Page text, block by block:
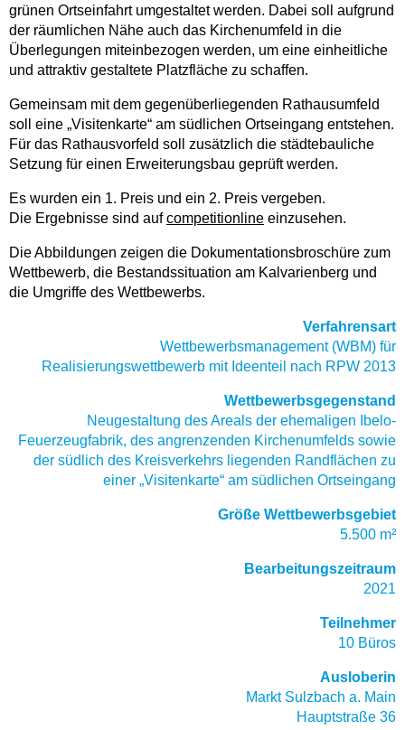
grünen Ortseinfahrt umgestaltet werden. Dabei soll aufgrund
der räumlichen Nähe auch das Kirchenumfeld in die
Überlegungen miteinbezogen werden, um eine einheitliche
und attraktiv gestaltete Platzfläche zu schaffen.
Gemeinsam mit dem gegenüberliegenden Rathausumfeld
soll eine „Visitenkarte“ am südlichen Ortseingang entstehen.
Für das Rathausvorfeld soll zusätzlich die städtebauliche
Setzung für einen Erweiterungsbau geprüft werden.
Es wurden ein 1. Preis und ein 2. Preis vergeben.
Die Ergebnisse sind aufcompetitionline einzusehen.
Die Abbildungen zeigen die Dokumentationsbroschüre zum
Wettbewerb, die Bestandssituation am Kalvarienberg und
die Umgriffe des Wettbewerbs.
Verfahrensart
Wettbewerbsmanagement (WBM) für
Realisierungswettbewerb mit Ideenteil nach RPW 2013
Wettbewerbsgegenstand
Neugestaltung des Areals der ehemaligen Ibelo-
Feuerzeugfabrik, des angrenzenden Kirchenumfelds sowie
der südlich des Kreisverkehrs liegenden Randflächen zu
einer „Visitenkarte“ am südlichen Ortseingang
Größe Wettbewerbsgebiet
5.500 m²
Bearbeitungszeitraum
2021
Teilnehmer
10 Büros
Ausloberin
Markt Sulzbach a. Main
Hauptstraße 36